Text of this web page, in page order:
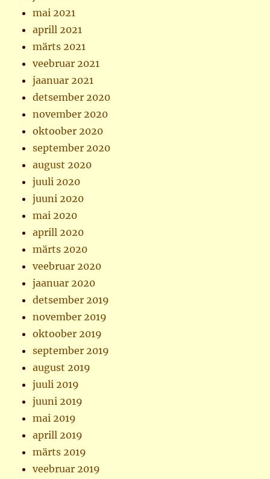
mai 2021
aprill 2021
märts 2021
veebruar 2021
jaanuar 2021
detsember 2020
november 2020
oktoober 2020
september 2020
august 2020
juuli 2020
juuni 2020
mai 2020
aprill 2020
märts 2020
veebruar 2020
jaanuar 2020
detsember 2019
november 2019
oktoober 2019
september 2019
august 2019
juuli 2019
juuni 2019
mai 2019
aprill 2019
märts 2019
veebruar 2019